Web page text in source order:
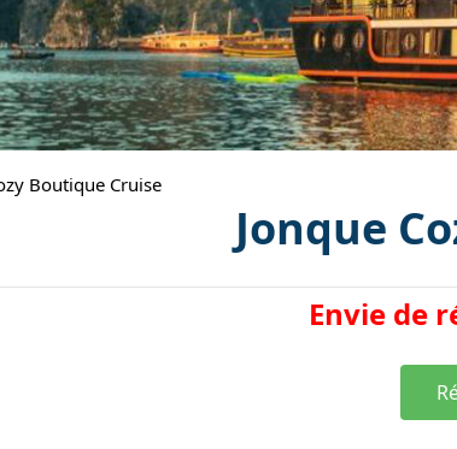
Boutique Cruise
Jonque
Envie de